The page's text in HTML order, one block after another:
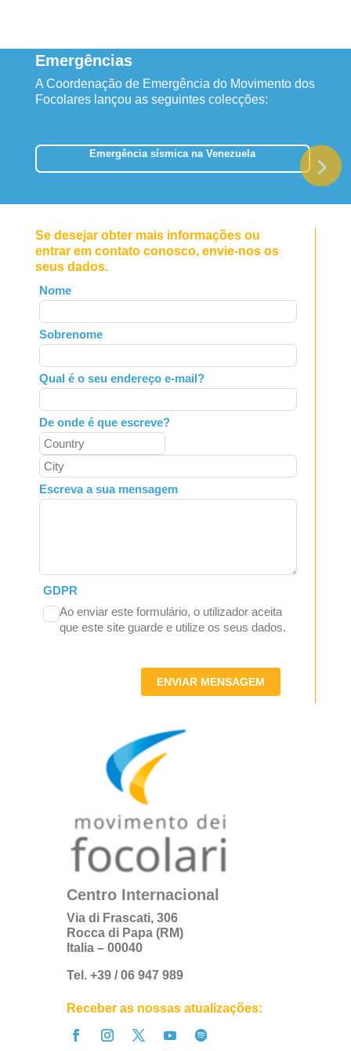
Emergências
A Coordenação de Emergência do Movimento dos
Focolares lançou as seguintes colecções:
Emergência sísmica na Venezuela
Se desejar obter mais informações ou
entrar em contato conosco, envie-nos os
seus dados.
Leave
this
field
blank
Nome
Sobrenome
Qual é o seu endereço e-mail?
De onde é que escreve?
Escreva a sua mensagem
GDPR
Ao enviar este formulário, o utilizador aceita
que este site guarde e utilize os seus dados.
ENVIAR MENSAGEM
Centro Internacional
Via di Frascati, 306
Rocca di Papa (RM)
Italia – 00040
Tel. +39 / 06 947 989
Receber as nossas atualizações: